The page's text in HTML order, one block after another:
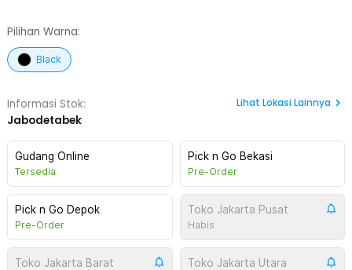
Pilihan Warna:
Black
Informasi Stok:
Jabodetabek
Lihat Lokasi Lainnya
Gudang Online
Tersedia
Pick n Go Bekasi
Pre-Order
Pick n Go Depok
Pre-Order
Toko Jakarta Pusat
Habis
Toko Jakarta Barat Toko Jakarta Utara